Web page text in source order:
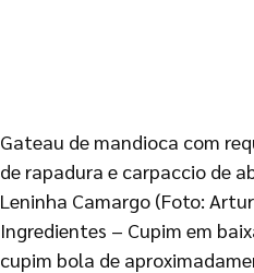
Gateau de mandioca com
de rapadura e carpaccio de
Leninha Camargo (Foto:
Ingredientes – Cupim em
cupim bola de